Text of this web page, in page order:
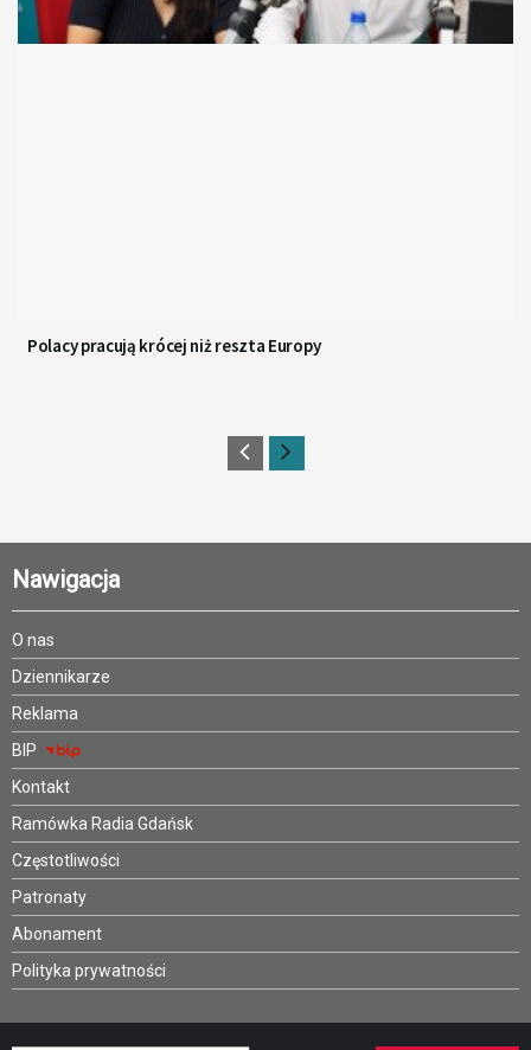
Polacy pracują krócej niż reszta Europy
Nawigacja
O nas
Dziennikarze
Reklama
BIP
Kontakt
Ramówka Radia Gdańsk
Częstotliwości
Patronaty
Abonament
Polityka prywatności